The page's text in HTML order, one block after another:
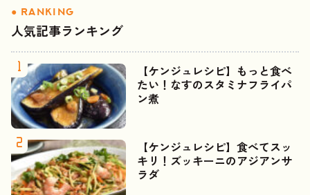
人気記事ランキング
【ケンジュレシピ】もっと食べ
たい！なすのスタミナフライパ
ン煮
【ケンジュレシピ】食べてスッ
キリ！ズッキーニのアジアンサ
ラダ